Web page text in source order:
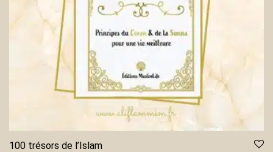
100 trésors de l’Islam